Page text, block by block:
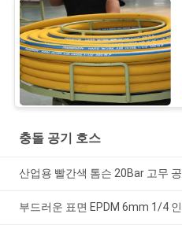
충돌 공기 호스
산업용 빨간색 톰슨 20Bar 고무
부드러운 표면 EPDM 6mm 1/4